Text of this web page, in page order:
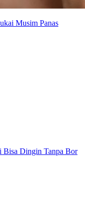
Musim Panas
Bisa Dingin Tanpa Bor